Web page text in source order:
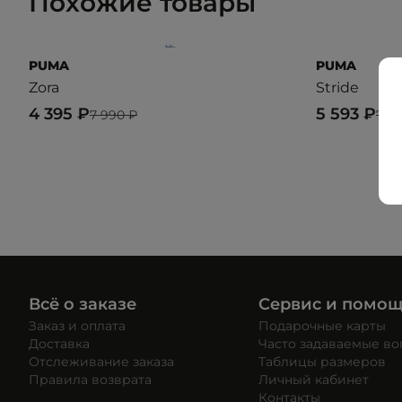
PUMA
Zora
7 990 ₽
4 395 ₽
PUMA
Stride
7
5 593 ₽
Всё о заказе
Заказ и оплата
Доставка
Отслеживание заказа
Правила возврата
Сервис и
Подарочные карты
Часто задаваемые
Таблицы размеров
Личный кабинет
Контакты